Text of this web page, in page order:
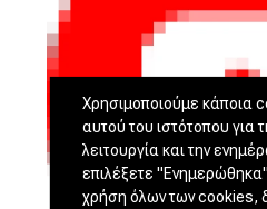
Χρησιμοποιούμε κάποια
αυτού του ιστότοπου για
λειτουργία και την
επιλέξετε
χρήση όλων των cookies,